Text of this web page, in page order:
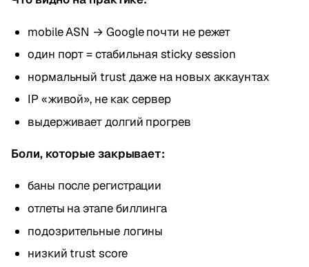
mobile ASN → Google почти не режет
один порт = стабильная sticky session
нормальный trust даже на новых аккаунтах
IP «живой», не как сервер
выдерживает долгий прогрев
Боли, которые закрывает:
баны после регистрации
отлеты на этапе биллинга
подозрительные логины
низкий trust score